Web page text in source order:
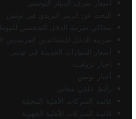
أسعار صرف الدينار التونسي
البحث عن الرمز البريدي في تونس
محاكي ضريبة الدخل الشخصي
ضريبة الدخل للمتقاعدين الفرنسيين
أسعار السيارات الجديدة في تونس
أخبار تروفيت
أخبار تونس
رابط خلفي مجاني
قائمة الشركات الأهلية المحلية
قائمة الشركات الأهلية الجهوية